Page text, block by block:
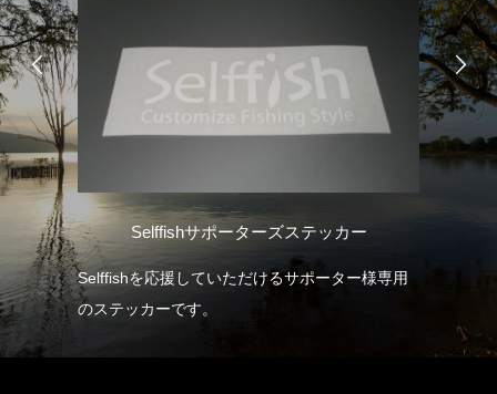
キ
Selffishサポーターズステッカー
Selffishを応援していただけるサポーター様専用
のステッカーです。